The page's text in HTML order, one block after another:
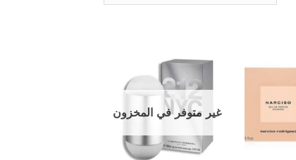
إضافة
المفضلة
المفضلة
غير متوفر في المخزون